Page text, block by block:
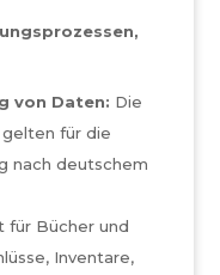
von Daten: Die
für die
nach deutschem
für Bücher und
Inventare,